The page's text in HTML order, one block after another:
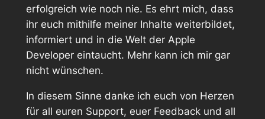
erfolgreich wie noch nie. Es ehrt mich, dass
ihr euch mithilfe meiner Inhalte weiterbildet,
informiert und in die Welt der Apple
Developer eintaucht. Mehr kann ich mir gar
nicht wünschen.
In diesem Sinne danke ich euch von Herzen
für all euren Support, euer Feedback und all